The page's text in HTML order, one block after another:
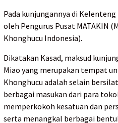
Pada kunjungannya di
oleh Pengurus Pusat MATAKIN
Khonghucu Indonesia).
Dikatakan Kasad, maksud
Miao yang merupakan tempat
Khonghucu adalah selain
berbagai masukan dari para
memperkokoh kesatuan dan
serta menangkal berbagai